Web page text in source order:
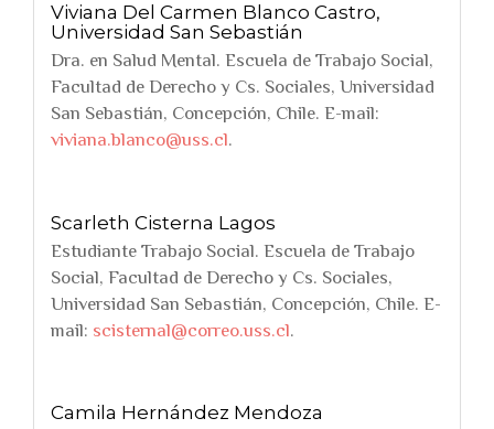
Viviana Del Carmen Blanco Castro,
Universidad San Sebastián
Dra. en Salud Mental. Escuela de Trabajo Social,
Facultad de Derecho y Cs. Sociales, Universidad
San Sebastián, Concepción, Chile. E-mail:
viviana.blanco@uss.cl.
Scarleth Cisterna Lagos
Estudiante Trabajo Social. Escuela de Trabajo
Social, Facultad de Derecho y Cs. Sociales,
Universidad San Sebastián, Concepción, Chile. E-
mail: scisternal@correo.uss.cl.
Camila Hernández Mendoza